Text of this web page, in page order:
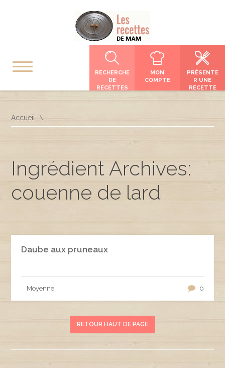
RECHERCHE
DE
RECETTES
MON
COMPTE
PRÉSENTE
R UNE
RECETTE
Accueil
Ingrédient Archives:
couenne de lard
Daube aux pruneaux
Moyenne 0
RETOUR HAUT DE PAGE